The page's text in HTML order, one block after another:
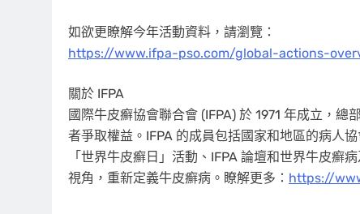
如欲更瞭解今年活動資料，請瀏覽：
https://www.ifpa-pso.com/global-actions-
關於 IFPA
國際牛皮癬協會聯合會 (IFPA) 於 1971 年成立，
者爭取權益。IFPA 的成員包括國家和地區的病人
「世界牛皮癬日」活動、IFPA 論壇和世界牛皮癬
視角，重新定義牛皮癬病。瞭解更多： https://